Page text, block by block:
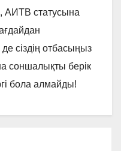
АИТВ статусына
сіздің отбасыңыз
соншалықты берік
бола алмайды!